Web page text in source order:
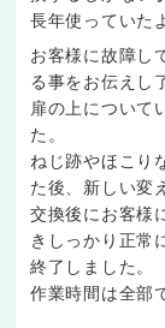
長年使っていた
お客様に故障し
る事をお伝えし
扉の上について
た。
ねじ跡やほこり
た後、新しい変
交換後にお客様
きしっかり正常
終了しました。
作業時間は全部